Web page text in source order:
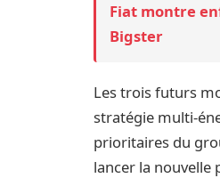
Fiat montre
Bigster
Les trois futurs
stratégie multi-
prioritaires du
lancer la nouvelle